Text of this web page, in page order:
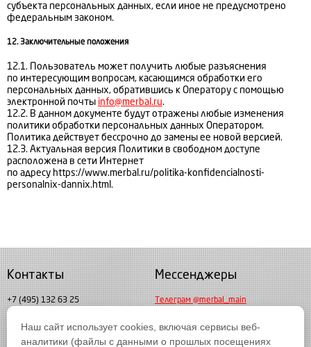
субъекта персональных данных, если иное не предусмотрено
федеральным законом.
12. Заключительные положения
12.1. Пользователь может получить любые разъяснения
по интересующим вопросам, касающимся обработки его
персональных данных, обратившись к Оператору с помощью
электронной почты info@merbal.ru.
12.2. В данном документе будут отражены любые изменения
политики обработки персональных данных Оператором.
Политика действует бессрочно до замены ее новой версией.
12.3. Актуальная версия Политики в свободном доступе
расположена в сети Интернет
по адресу https://www.merbal.ru/politika-konfidencialnosti-
personalnix-dannix.html .
Контакты
+7 (495) 132 63 25
Мессенджеры
Телеграм @merbal_main
Мессендждер MAX
Наш сайт использует cookies, включая сервисы веб-
аналитики (файлы с данными о прошлых посещениях